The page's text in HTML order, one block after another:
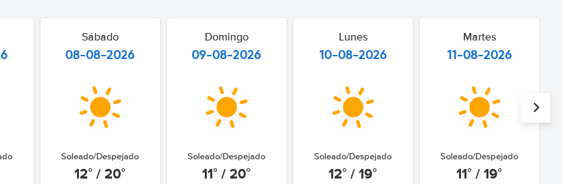
Sábado
08-08-2026
Soleado/Despejado
12° / 20°
Domingo
09-08-2026
Soleado/Despejado
11° / 20°
Lunes
10-08-2026
Soleado/Despejado
12° / 19°
Martes
11-08-2026
Soleado/Despejado
11° / 19°